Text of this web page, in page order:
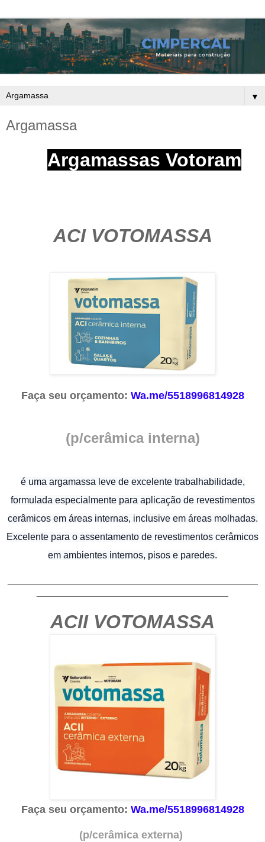
▼
Argamassa
Argamassas Votoram
ACI VOTOMASSA
Faça seu orçamento: Wa.me/5518996814928
(p/cerâmica interna)
é uma argamassa leve de excelente trabalhabilidade,
formulada especialmente para aplicação de revestimentos
cerâmicos em áreas internas, inclusive em áreas molhadas.
Excelente para o assentamento de revestimentos cerâmicos
em ambientes internos, pisos e paredes.
ACII VOTOMASSA
Faça seu orçamento: Wa.me/5518996814928
(p/cerâmica externa)